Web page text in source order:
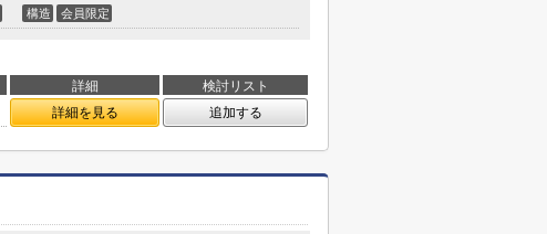
構造 会員限定
詳細 検討リスト
詳細を見る 追加する